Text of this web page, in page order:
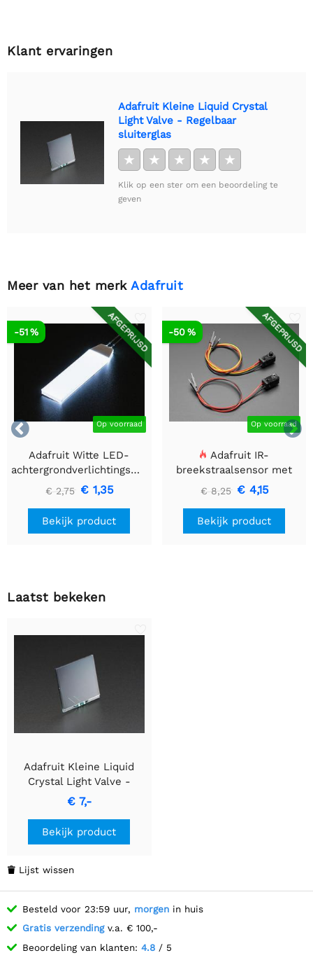
Klant ervaringen
Adafruit Kleine Liquid Crystal
Light Valve - Regelbaar
sluiterglas
★ ★ ★ ★ ★
Klik op een ster om een beoordeling te
geven
Meer van het merk Adafruit


AFGEPRIJSD
Op voorraad
-51 %
Adafruit Witte LED-
achtergrondverlichtingsmodule
- Klein 12 mm x 40 mm
€ 2,75 € 1,35
Bekijk product
AFGEPRIJSD
Op voorraad
-50 %
Adafruit IR-
breekstraalsensor met
premium draadheader
header einden - 5 mm
LED's
€ 8,25 € 4,15
Bekijk product
Laatst bekeken
Adafruit Kleine Liquid
Crystal Light Valve -
Regelbaar sluiterglas
€ 7,-
Bekijk product
 Lijst wissen
Besteld voor 23:59 uur, morgen in huis
Gratis verzendingv.a. € 100,-
Beoordeling van klanten: 4.8 / 5